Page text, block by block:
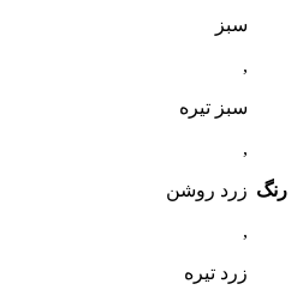
رنگ
سبز
,
سبز تیره
,
زرد روشن
,
زرد تیره